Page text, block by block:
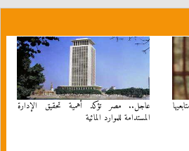
عاجل.. مصر تؤكد أهمية تحقيق الإدارة
المستدامة للموارد المائية